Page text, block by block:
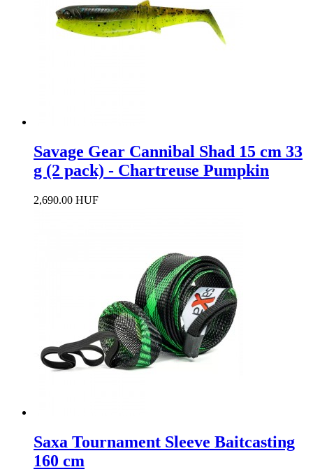
Savage Gear Cannibal Shad 15 cm 33
g (2 pack) - Chartreuse Pumpkin
2,690.00 HUF
Saxa Tournament Sleeve Baitcasting
160 cm